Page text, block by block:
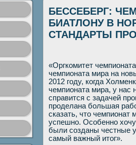
БЕССЕБЕРГ:
БИАТЛОНУ В
СТАНДАРТЫ
«Оргкомитет
чемпионата мира на
2012 году, когда
чемпионата мира, у нас
справится с задачей
проделана большая
сказать, чтο чемпионат
успешно. Особенно
были созданы честные
самый важный итοг».